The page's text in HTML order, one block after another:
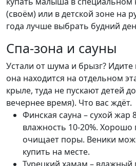
(своём) или в детской зоне на
года лучше выбрать будний
Спа-зона и сауны
Устали от шума и брызг?
она находится на отдельном
крыле, туда не пускают детей
вечернее время). Что вас ждёт.
Финская сауна – сухой жар
влажность 10-20%.
очищает поры. Веники
купить на месте.
Турецкий хамам – влажный